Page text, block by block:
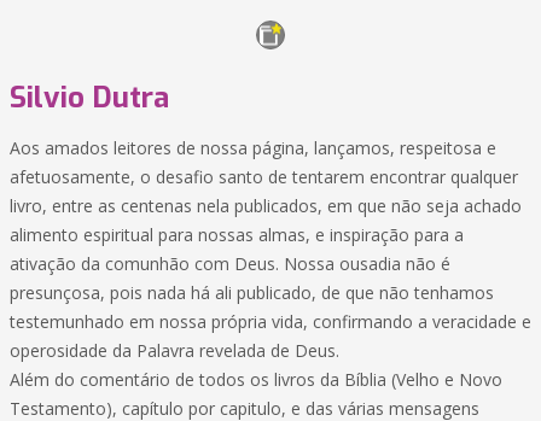
Silvio Dutra
Aos amados leitores de nossa página, lançamos, respeitosa e
afetuosamente, o desafio santo de tentarem encontrar qualquer
livro, entre as centenas nela publicados, em que não seja achado
alimento espiritual para nossas almas, e inspiração para a
ativação da comunhão com Deus. Nossa ousadia não é
presunçosa, pois nada há ali publicado, de que não tenhamos
testemunhado em nossa própria vida, confirmando a veracidade e
operosidade da Palavra revelada de Deus.
Além do comentário de todos os livros da Bíblia (Velho e Novo
Testamento), capítulo por capitulo, e das várias mensagens